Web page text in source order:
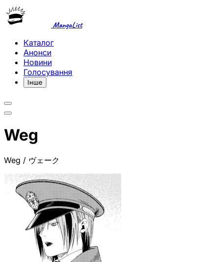
MangaList
Каталог
Анонси
Новини
Голосування
Інше
Weg
Weg / ヴェーク